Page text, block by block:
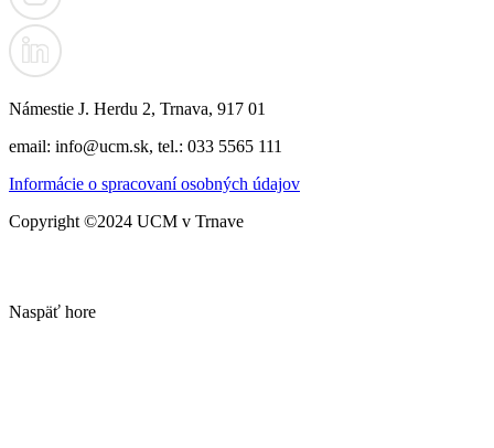
Námestie J. Herdu 2, Trnava, 917 01
email: info@ucm.sk, tel.: 033 5565 111
Informácie o spracovaní osobných údajov
Copyright ©2024 UCM v Trnave
Naspäť hore